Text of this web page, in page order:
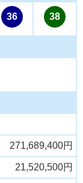
36 38
271,689,400円
21,520,500円